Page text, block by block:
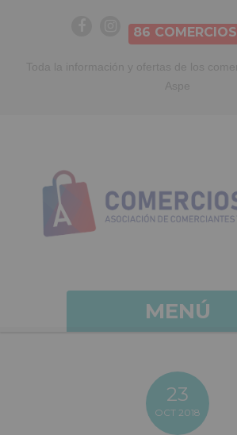
86 COMERCIOS
MENÚ
23
OCT 2018